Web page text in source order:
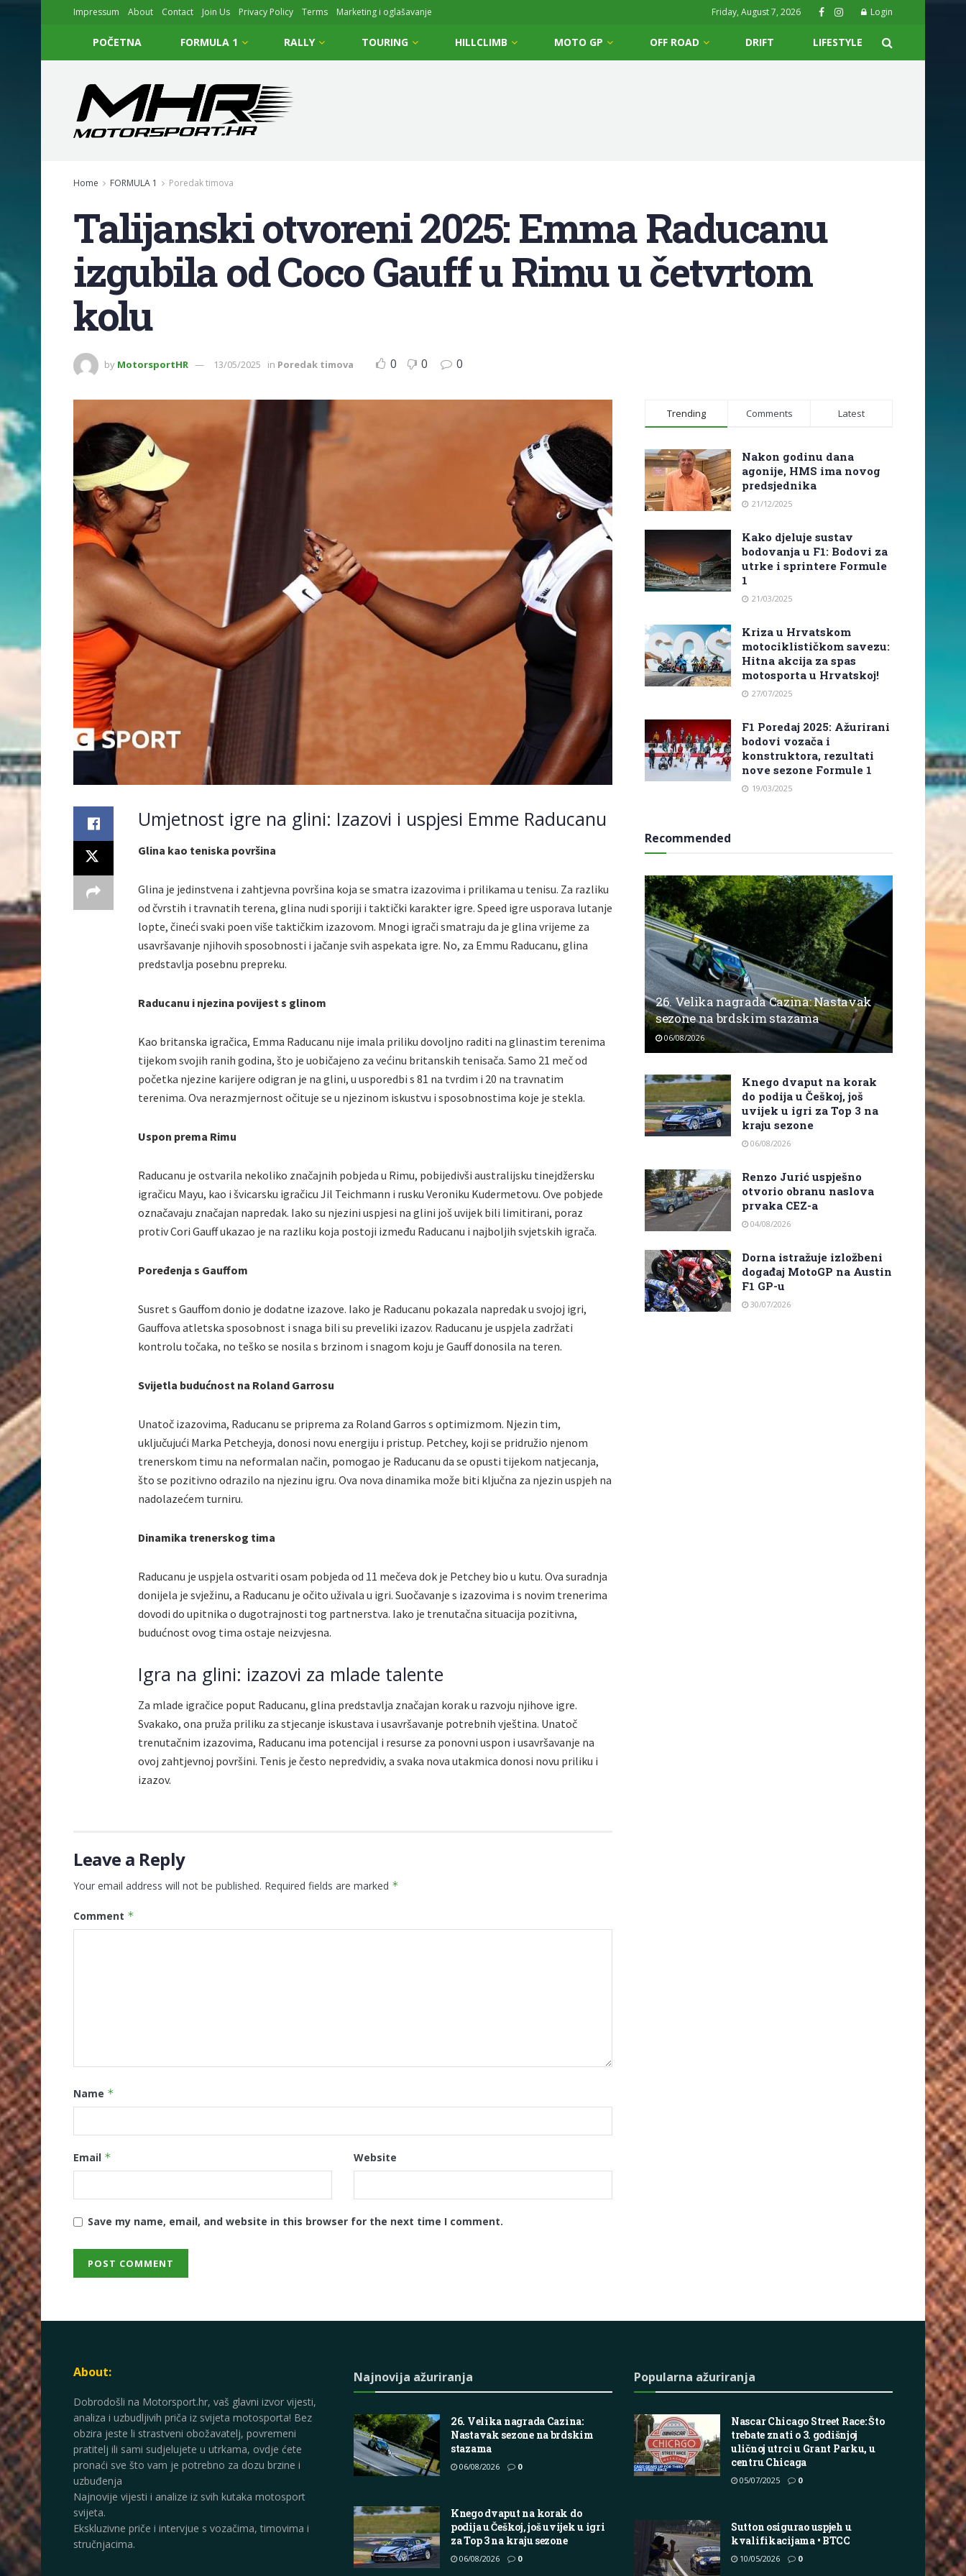
Impressum About Contact Join Us Privacy Policy Terms Marketing i oglašavanje Friday, August 7, 2026 Login
POČETNA FORMULA 1 RALLY TOURING HILLCLIMB MOTO GP OFF ROAD DRIFT LIFESTYLE
Home FORMULA 1 Poredak timova
Talijanski otvoreni 2025: Emma Raducanu
izgubila od Coco Gauff u Rimu u četvrtom
kolu
by MotorsportHR 13/05/2025 in Poredak timova 0 0 0
Umjetnost igre na glini: Izazovi i uspjesi Emme Raducanu
Glina kao teniska površina
Glina je jedinstvena i zahtjevna površina koja se smatra izazovima i prilikama u tenisu. Za razliku
od čvrstih i travnatih terena, glina nudi sporiji i taktički karakter igre. Speed igre usporava lutanje
lopte, čineći svaki poen više taktičkim izazovom. Mnogi igrači smatraju da je glina vrijeme za
usavršavanje njihovih sposobnosti i jačanje svih aspekata igre. No, za Emmu Raducanu, glina
predstavlja posebnu prepreku.
Raducanu i njezina povijest s glinom
Kao britanska igračica, Emma Raducanu nije imala priliku dovoljno raditi na glinastim terenima
tijekom svojih ranih godina, što je uobičajeno za većinu britanskih tenisača. Samo 21 meč od
početka njezine karijere odigran je na glini, u usporedbi s 81 na tvrdim i 20 na travnatim
terenima. Ova nerazmjernost očituje se u njezinom iskustvu i sposobnostima koje je stekla.
Uspon prema Rimu
Raducanu je ostvarila nekoliko značajnih pobjeda u Rimu, pobijedivši australijsku tinejdžersku
igračicu Mayu, kao i švicarsku igračicu Jil Teichmann i rusku Veroniku Kudermetovu. Ove pobjede
označavaju značajan napredak. Iako su njezini uspjesi na glini još uvijek bili limitirani, poraz
protiv Cori Gauff ukazao je na razliku koja postoji između Raducanu i najboljih svjetskih igrača.
Poređenja s Gauffom
Susret s Gauffom donio je dodatne izazove. Iako je Raducanu pokazala napredak u svojoj igri,
Gauffova atletska sposobnost i snaga bili su preveliki izazov. Raducanu je uspjela zadržati
kontrolu točaka, no teško se nosila s brzinom i snagom koju je Gauff donosila na teren.
Svijetla budućnost na Roland Garrosu
Unatoč izazovima, Raducanu se priprema za Roland Garros s optimizmom. Njezin tim,
uključujući Marka Petcheyja, donosi novu energiju i pristup. Petchey, koji se pridružio njenom
trenerskom timu na neformalan način, pomogao je Raducanu da se opusti tijekom natjecanja,
što se pozitivno odrazilo na njezinu igru. Ova nova dinamika može biti ključna za njezin uspjeh na
nadolazećem turniru.
Dinamika trenerskog tima
Raducanu je uspjela ostvariti osam pobjeda od 11 mečeva dok je Petchey bio u kutu. Ova suradnja
donijela je svježinu, a Raducanu je očito uživala u igri. Suočavanje s izazovima i s novim trenerima
dovodi do upitnika o dugotrajnosti tog partnerstva. Iako je trenutačna situacija pozitivna,
budućnost ovog tima ostaje neizvjesna.
Igra na glini: izazovi za mlade talente
Za mlade igračice poput Raducanu, glina predstavlja značajan korak u razvoju njihove igre.
Svakako, ona pruža priliku za stjecanje iskustava i usavršavanje potrebnih vještina. Unatoč
trenutačnim izazovima, Raducanu ima potencijal i resurse za ponovni uspon i usavršavanje na
ovoj zahtjevnoj površini. Tenis je često nepredvidiv, a svaka nova utakmica donosi novu priliku i
izazov.
Leave a Reply
Your email address will not be published. Required fields are marked *
Comment *
Name *
Email * Website
Save my name, email, and website in this browser for the next time I comment.
Trending Comments Latest
Nakon godinu dana
agonije, HMS ima novog
predsjednika
21/12/2025
Kako djeluje sustav
bodovanja u F1: Bodovi za
utrke i sprintere Formule
1
21/03/2025
Kriza u Hrvatskom
motociklističkom savezu:
Hitna akcija za spas
motosporta u Hrvatskoj!
27/07/2025
F1 Poredaj 2025: Ažurirani
bodovi vozača i
konstruktora, rezultati
nove sezone Formule 1
19/03/2025
Recommended
26. Velika nagrada Cazina: Nastavak
sezone na brdskim stazama
06/08/2026
Knego dvaput na korak
do podija u Češkoj, još
uvijek u igri za Top 3 na
kraju sezone
06/08/2026
Renzo Jurić uspješno
otvorio obranu naslova
prvaka CEZ-a
04/08/2026
Dorna istražuje izložbeni
događaj MotoGP na Austin
F1 GP-u
30/07/2026
About:
Dobrodošli na Motorsport.hr, vaš glavni izvor vijesti,
analiza i uzbudljivih priča iz svijeta motosporta! Bez
obzira jeste li strastveni obožavatelj, povremeni
pratitelj ili sami sudjelujete u utrkama, ovdje ćete
pronaći sve što vam je potrebno za dozu brzine i
uzbuđenja
Najnovije vijesti i analize iz svih kutaka motosport
svijeta.
Ekskluzivne priče i intervjue s vozačima, timovima i
stručnjacima.
Najnovija ažuriranja
26. Velika nagrada Cazina:
Nastavak sezone na brdskim
stazama
06/08/2026 0
Knego dvaput na korak do
podija u Češkoj, još uvijek u igri
za Top 3 na kraju sezone
06/08/2026 0
Popularna ažuriranja
Nascar Chicago Street Race: Što
trebate znati o 3. godišnjoj
uličnoj utrci u Grant Parku, u
centru Chicaga
05/07/2025 0
Sutton osigurao uspjeh u
kvalifikacijama • BTCC
10/05/2026 0